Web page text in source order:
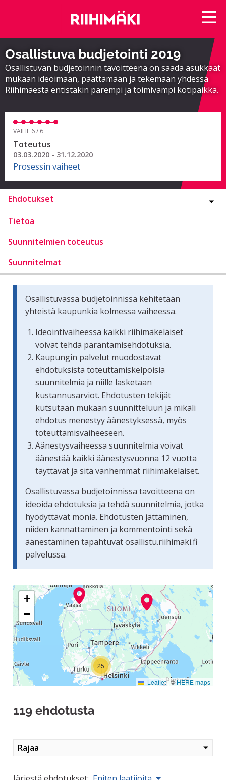
Osallistuva budjetointi 2019
Osallistuvan budjetoinnin tavoitteena on saada asukkaat
mukaan ideoimaan, päättämään ja tekemään yhdessä
Riihimäestä entistäkin parempi ja toimivampi kotipaikka.
VAIHE 6 / 6
Toteutus
03.03.2020 - 31.12.2020
Prosessin vaiheet
Ehdotukset
Tietoa
Suunnitelmien toteutus
Suunnitelmat
Osallistuvassa budjetoinnissa kehitetään
yhteistä kaupunkia kolmessa vaiheessa.
Ideointivaiheessa kaikki riihimäkeläiset
voivat tehdä parantamisehdotuksia.
Kaupungin palvelut muodostavat
ehdotuksista toteuttamiskelpoisia
suunnitelmia ja niille lasketaan
kustannusarviot. Ehdotusten tekijät
kutsutaan mukaan suunnitteluun ja mikäli
ehdotus menestyy äänestyksessä, myös
toteuttamisvaiheeseen.
Äänestysvaiheessa suunnitelmia voivat
äänestää kaikki äänestysvuonna 12 vuotta
täyttävät ja sitä vanhemmat riihimäkeläiset.
Osallistuvassa budjetoinnissa tavoitteena on
ideoida ehdotuksia ja tehdä suunnitelmia, jotka
hyödyttävät monia. Ehdotusten jättäminen,
niiden kannattaminen ja kommentointi sekä
äänestäminen tapahtuvat osallistu.riihimaki.fi
palvelussa.
Seuraavassa elementissä on kartta, joka esittää
25
+
−
Leaflet|©HERE maps
119 ehdotusta
Rajaa